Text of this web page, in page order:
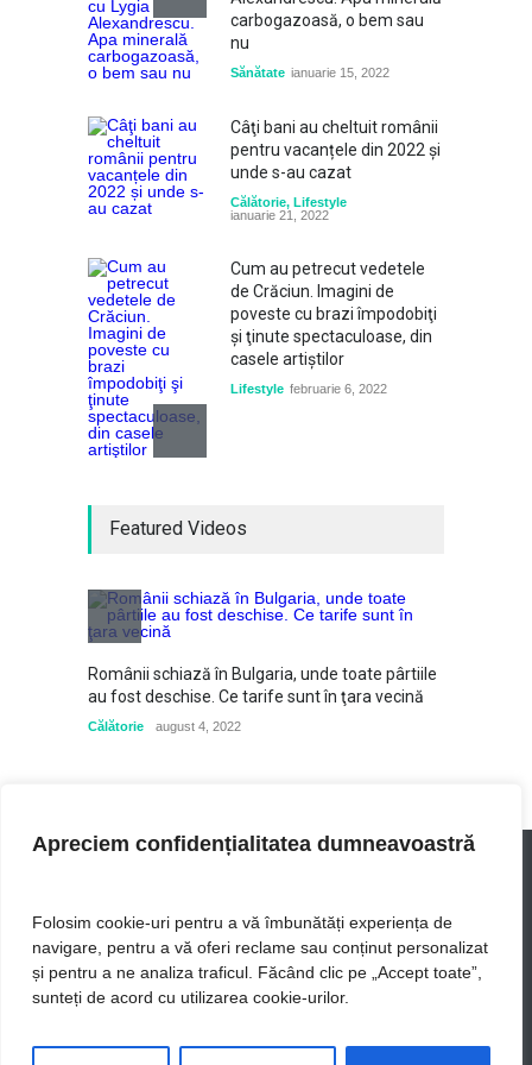
Apreciem confidențialitatea dumneavoastră
Folosim cookie-uri pentru a vă îmbunătăți experiența de
navigare, pentru a vă oferi reclame sau conținut personalizat
și pentru a ne analiza traficul. Făcând clic pe „Accept toate”,
sunteți de acord cu utilizarea cookie-urilor.
carbogazoasă, o bem sau
nu
Sănătate ianuarie 15, 2022
Câţi bani au cheltuit românii
pentru vacanțele din 2022 și
unde s-au cazat
Călătorie, Lifestyle
ianuarie 21, 2022
Cum au petrecut vedetele
de Crăciun. Imagini de
poveste cu brazi împodobiţi
şi ţinute spectaculoase, din
casele artiştilor
Lifestyle februarie 6, 2022
supraviețuit în ocean timp
că voi muri de frig
Lume februarie 10, 2022
"Cum își protejează China
copiii și îi prostesc pe ai
noștri cu TikTok" - Analiză
Featured Videos
Românii schiază în Bulgaria, unde toate pârtiile
au fost deschise. Ce tarife sunt în ţara vecină
Călătorie august 4, 2022
UIB - cele mai actuale stiri